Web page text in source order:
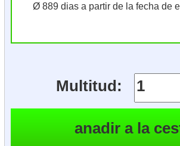
Ø 889 dias a partir de la fecha de
Multitud: